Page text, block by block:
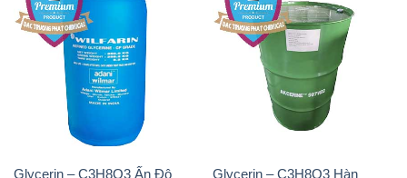
Glycerin – C3H8O3 Ấn Độ Glycerin – C3H8O3 Hàn